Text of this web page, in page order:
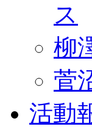
ス
柳
菅
活動